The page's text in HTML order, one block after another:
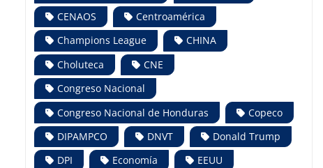
CENAOS
Centroamérica
Champions League
CHINA
Choluteca
CNE
Congreso Nacional
Congreso Nacional de Honduras
Copeco
DIPAMPCO
DNVT
Donald Trump
DPI
Economía
EEUU